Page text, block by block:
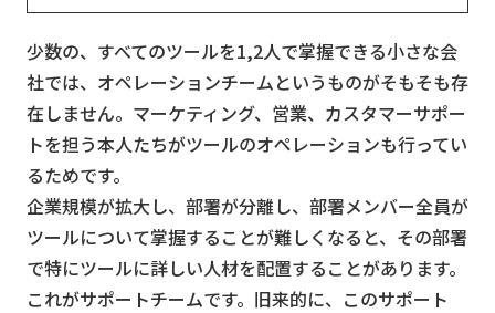
少数の、すべてのツールを1,2人で掌握できる小さな会
社では、オペレーションチームというものがそもそも存
在しません。マーケティング、営業、カスタマーサポー
トを担う本人たちがツールのオペレーションも行ってい
るためです。
企業規模が拡大し、部署が分離し、部署メンバー全員が
ツールについて掌握することが難しくなると、その部署
で特にツールに詳しい人材を配置することがあります。
これがサポートチームです。旧来的に、このサポート